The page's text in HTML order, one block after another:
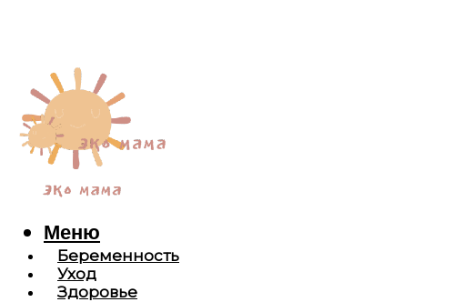
Беременность
Уход
Здоровье
Меню